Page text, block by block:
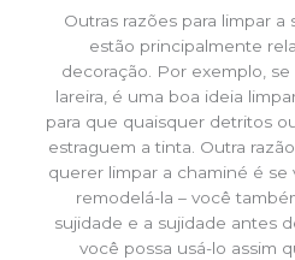
Outras razões para limpar a
estão principalmente
decoração. Por exemplo,
lareira, é uma boa ideia
para que quaisquer detritos
estraguem a tinta. Outra
querer limpar a chaminé é
remodelá-la – você
sujidade e a sujidade antes
você possa usá-lo assim